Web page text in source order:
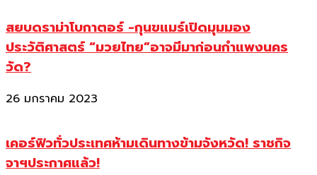
สยบดราม่าโบกาตอร์ -กุนขแมร์เปิดมุมมอง
ประวัติศาสตร์ “มวยไทย”อาจมีมาก่อนกำแพงนคร
วัด?
26 มกราคม 2023
เคอร์ฟิวทั่วประเทศห้ามเดินทางข้ามจังหวัด! ราชกิจ
จาฯประกาศแล้ว!